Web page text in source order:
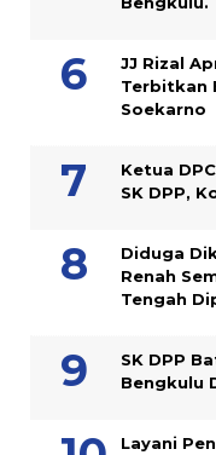
JJ Rizal
Terbitkan
Soekarno
Ketua
SK DPP,
Diduga
Renah
Tengah
SK DPP
Bengkulu
Layani